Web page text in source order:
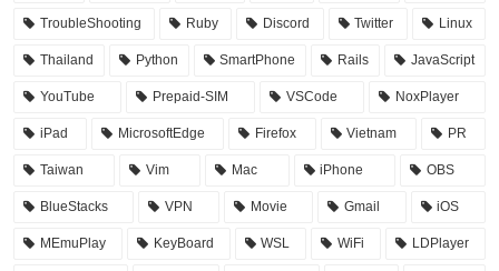
TroubleShooting Ruby Discord Twitter Linux
Thailand Python SmartPhone Rails JavaScript
YouTube Prepaid-SIM VSCode NoxPlayer
iPad MicrosoftEdge Firefox Vietnam PR
Taiwan Vim Mac iPhone OBS
BlueStacks VPN Movie Gmail iOS
MEmuPlay KeyBoard WSL WiFi LDPlayer